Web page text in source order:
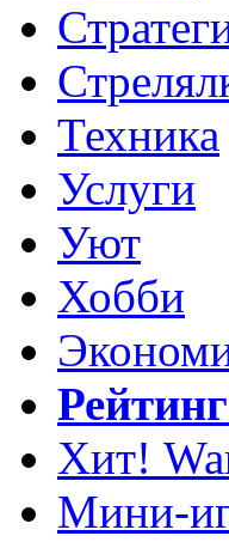
Техника
Услуги
Уют
Хобби
Хит!
Мини-